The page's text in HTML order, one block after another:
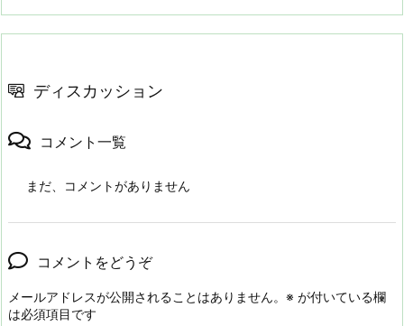
ディスカッション
コメント一覧
まだ、コメントがありません
コメントをどうぞ
メールアドレスが公開されることはありません。 ※ が付いている欄
は必須項目です